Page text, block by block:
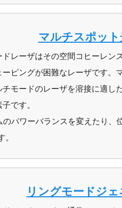
マルチスポット
ドレーザはその空間コヒーレン
ーピングが困難なレーザです。
チモードのレーザを溶接に適し
です。
パワーバランスを変えたり、
。
リングモードジェ